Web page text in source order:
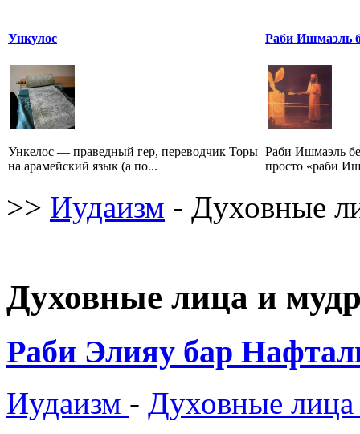
Ункулос
Ункелос — праведный гер, переводчик Торы
на арамейский язык (а по...
Раби Ишмаэль
Раби Ишмаэль
просто «раби
>> Иудаизм - Духовные
Духовные лица и
Раби Элияу бар
Иудаизм - Духовные